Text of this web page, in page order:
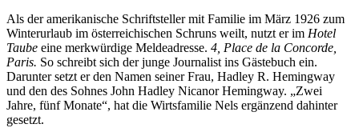
Als der amerikanische Schriftsteller mit Familie im März 1926 zum
Winterurlaub im österreichischen Schruns weilt, nutzt er im Hotel
Taube eine merkwürdige Meldeadresse. 4, Place de la Concorde,
Paris. So schreibt sich der junge Journalist ins Gästebuch ein.
Darunter setzt er den Namen seiner Frau, Hadley R. Hemingway
und den des Sohnes John Hadley Nicanor Hemingway. „Zwei
Jahre, fünf Monate“, hat die Wirtsfamilie Nels ergänzend dahinter
gesetzt.